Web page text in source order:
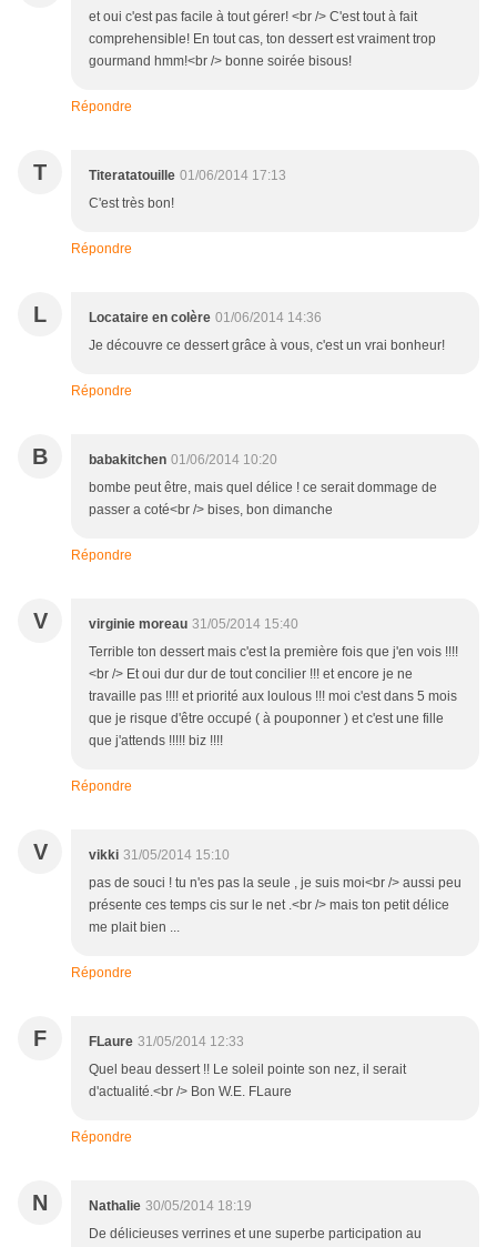
et oui c'est pas facile à tout gérer! <br /> C'est tout à fait
comprehensible! En tout cas, ton dessert est vraiment trop
gourmand hmm!<br /> bonne soirée bisous!
Répondre
T Titeratatouille 01/06/2014 17:13
C'est très bon!
Répondre
L Locataire en colère 01/06/2014 14:36
Je découvre ce dessert grâce à vous, c'est un vrai bonheur!
Répondre
B babakitchen 01/06/2014 10:20
bombe peut être, mais quel délice ! ce serait dommage de
passer a coté<br /> bises, bon dimanche
Répondre
V virginie moreau 31/05/2014 15:40
Terrible ton dessert mais c'est la première fois que j'en vois !!!!
<br /> Et oui dur dur de tout concilier !!! et encore je ne
travaille pas !!!! et priorité aux loulous !!! moi c'est dans 5 mois
que je risque d'être occupé ( à pouponner ) et c'est une fille
que j'attends !!!!! biz !!!!
Répondre
V vikki 31/05/2014 15:10
pas de souci ! tu n'es pas la seule , je suis moi<br /> aussi peu
présente ces temps cis sur le net .<br /> mais ton petit délice
me plait bien ...
Répondre
F FLaure 31/05/2014 12:33
Quel beau dessert !! Le soleil pointe son nez, il serait
d'actualité.<br /> Bon W.E. FLaure
Répondre
N Nathalie 30/05/2014 18:19
De délicieuses verrines et une superbe participation au